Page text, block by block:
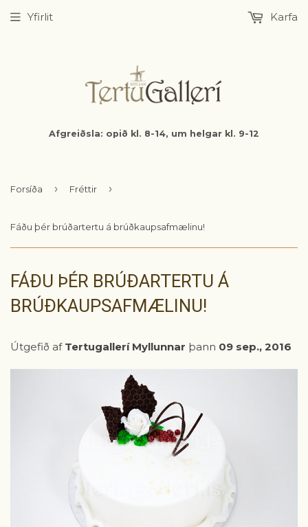
Afgreiðsla: opið kl. 8-14, um helgar kl. 9-12
Yfirlit Karfa
Forsíða › Fréttir ›
Fáðu þér brúðartertu á brúðkaupsafmælinu!
FÁÐU ÞÉR BRÚÐARTERTU Á
BRÚÐKAUPSAFMÆLINU!
Útgefið af Tertugallerí Myllunnar þann 09 sep., 2016